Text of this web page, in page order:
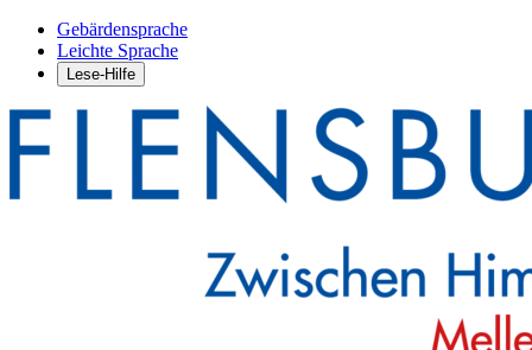
Gebärdensprache
Leichte Sprache
Lese-Hilfe